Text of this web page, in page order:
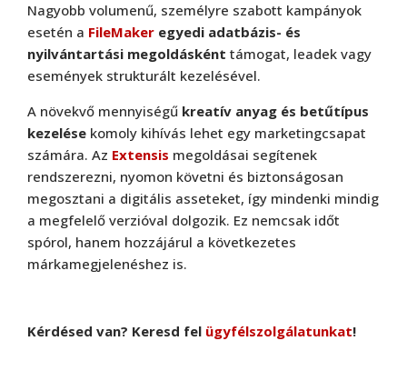
Nagyobb volumenű, személyre szabott kampányok
esetén a FileMaker egyedi adatbázis- és
nyilvántartási megoldásként támogat, leadek vagy
események strukturált kezelésével.
A növekvő mennyiségű kreatív anyag és betűtípus
kezelése komoly kihívás lehet egy marketingcsapat
számára. Az Extensis megoldásai segítenek
rendszerezni, nyomon követni és biztonságosan
megosztani a digitális asseteket, így mindenki mindig
a megfelelő verzióval dolgozik. Ez nemcsak időt
spórol, hanem hozzájárul a következetes
márkamegjelenéshez is.
Kérdésed van? Keresd fel ügyfélszolgálatunkat!
Adobe,Adobe(creative)
Creative Cloud csapatok számára